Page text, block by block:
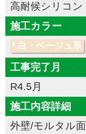
高耐候シリコン
施工カラー
白・ベージュ系
工事完了月
R4.5月
施工内容詳細
外壁/モルタル面